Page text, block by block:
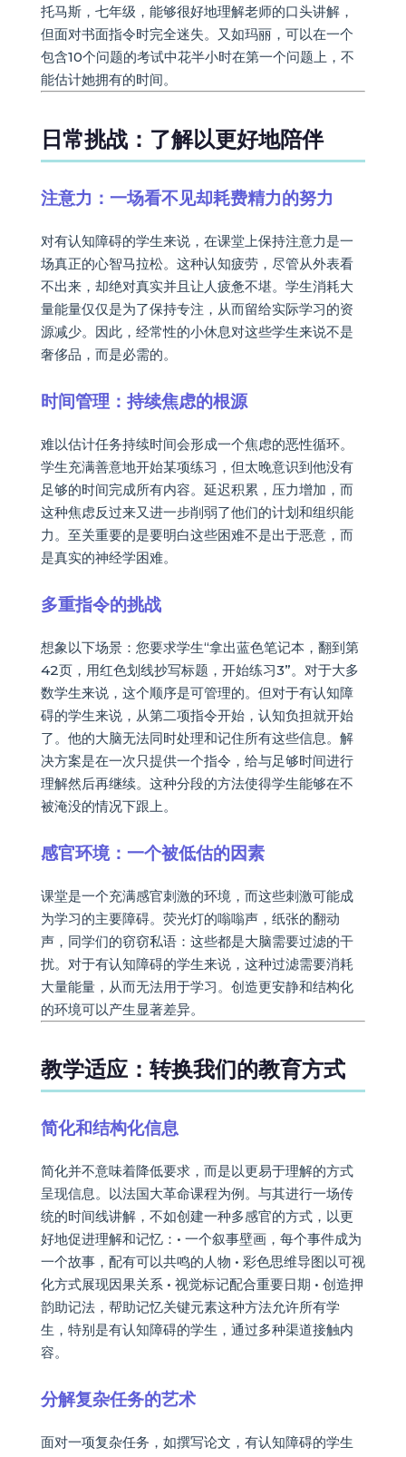
托马斯，七年级，能够很好地理解老师的口头讲解，
但面对书面指令时完全迷失。又如玛丽，可以在一个
包含10个问题的考试中花半小时在第一个问题上，不
能估计她拥有的时间。
日常挑战：了解以更好地陪伴
注意力：一场看不见却耗费精力的努力
对有认知障碍的学生来说，在课堂上保持注意力是一
场真正的心智马拉松。这种认知疲劳，尽管从外表看
不出来，却绝对真实并且让人疲惫不堪。学生消耗大
量能量仅仅是为了保持专注，从而留给实际学习的资
源减少。因此，经常性的小休息对这些学生来说不是
奢侈品，而是必需的。
时间管理：持续焦虑的根源
难以估计任务持续时间会形成一个焦虑的恶性循环。
学生充满善意地开始某项练习，但太晚意识到他没有
足够的时间完成所有内容。延迟积累，压力增加，而
这种焦虑反过来又进一步削弱了他们的计划和组织能
力。至关重要的是要明白这些困难不是出于恶意，而
是真实的神经学困难。
多重指令的挑战
想象以下场景：您要求学生“拿出蓝色笔记本，翻到第
42页，用红色划线抄写标题，开始练习3”。对于大多
数学生来说，这个顺序是可管理的。但对于有认知障
碍的学生来说，从第二项指令开始，认知负担就开始
了。他的大脑无法同时处理和记住所有这些信息。解
决方案是在一次只提供一个指令，给与足够时间进行
理解然后再继续。这种分段的方法使得学生能够在不
被淹没的情况下跟上。
感官环境：一个被低估的因素
课堂是一个充满感官刺激的环境，而这些刺激可能成
为学习的主要障碍。荧光灯的嗡嗡声，纸张的翻动
声，同学们的窃窃私语：这些都是大脑需要过滤的干
扰。对于有认知障碍的学生来说，这种过滤需要消耗
大量能量，从而无法用于学习。创造更安静和结构化
的环境可以产生显著差异。
教学适应：转换我们的教育方式
简化和结构化信息
简化并不意味着降低要求，而是以更易于理解的方式
呈现信息。以法国大革命课程为例。与其进行一场传
统的时间线讲解，不如创建一种多感官的方式，以更
好地促进理解和记忆：• 一个叙事壁画，每个事件成为
一个故事，配有可以共鸣的人物 • 彩色思维导图以可视
化方式展现因果关系 • 视觉标记配合重要日期 • 创造押
韵助记法，帮助记忆关键元素这种方法允许所有学
生，特别是有认知障碍的学生，通过多种渠道接触内
容。
分解复杂任务的艺术
面对一项复杂任务，如撰写论文，有认知障碍的学生